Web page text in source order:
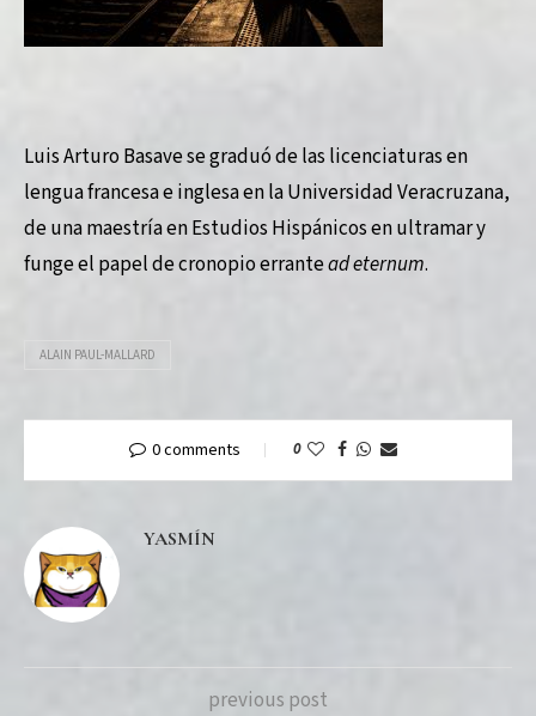
Luis Arturo Basave se graduó de las licenciaturas en
lengua francesa e inglesa en la Universidad Veracruzana,
de una maestría en Estudios Hispánicos en ultramar y
funge el papel de cronopio errantead eternum.
ALAIN PAUL-MALLARD
0 comments 0
YASMÍN
previous post